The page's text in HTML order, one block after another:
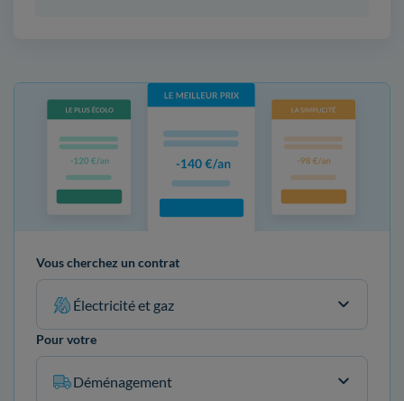
Vous cherchez un contrat
Électricité et gaz
Pour votre
Déménagement